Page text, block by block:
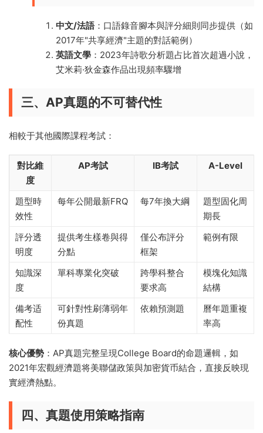
中文/法語：口語錄音腳本與評分細則同步提供（如
2017年"共享經濟"主題的對話範例）
英語文學 ：2023年詩歌分析題占比首次超過小說，
艾米莉·狄金森作品出現頻率驟增
三、AP真題的不可替代性
相較于其他國際課程考試：
對比維
度
AP考試 IB考試 A-Level
題型時
效性
每年公開最新FRQ 每7年換大綱
題型固化周
期長
評分透
明度
提供考生樣卷與得
分點
僅公布評分
框架
範例有限
知識深
度
單科專業化突破
跨學科整合
要求高
模塊化知識
結構
備考适
配性
可針對性刷薄弱年
份真題
依賴預測題
曆年題重複
率高
核心優勢 ：AP真題完整呈現College Board的命題邏輯，如
2021年宏觀經濟題将美聯儲政策與加密貨币結合，直接反映現
實經濟熱點。
四、真題使用策略指南